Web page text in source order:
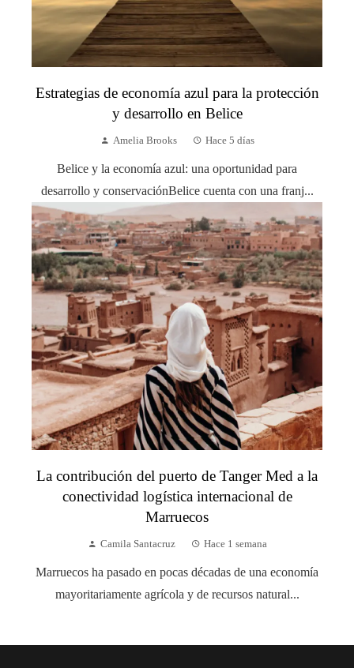
Estrategias de economía azul para la protección
y desarrollo en Belice
Amelia Brooks Hace 5 días
Belice y la economía azul: una oportunidad para
desarrollo y conservaciónBelice cuenta con una franj...
La contribución del puerto de Tanger Med a la
conectividad logística internacional de
Marruecos
Camila Santacruz Hace 1 semana
Marruecos ha pasado en pocas décadas de una economía
mayoritariamente agrícola y de recursos natural...